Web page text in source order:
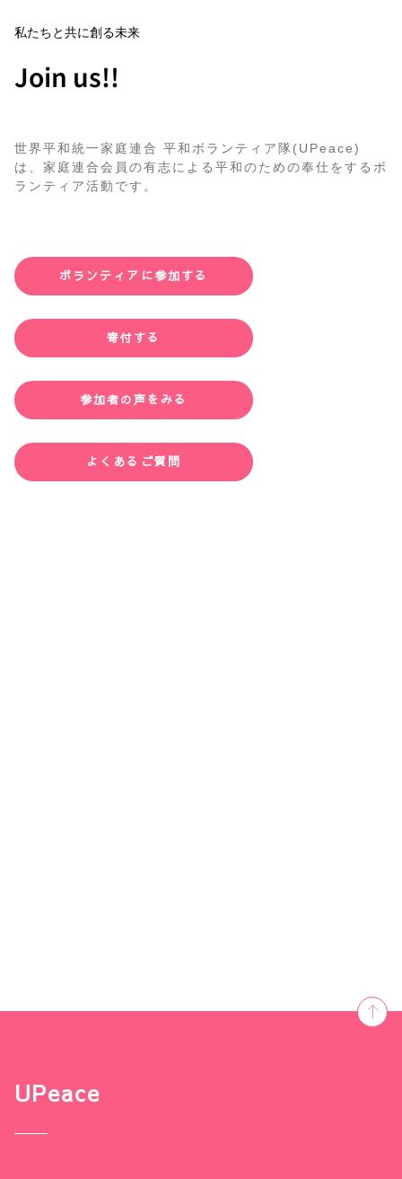
私たちと共に創る未来
Join us!!
世界平和統一家庭連合 平和ボランティア隊(UPeace)
は、家庭連合会員の有志による平和のための奉仕をするボ
ランティア活動です。
ボランティアに参加する
寄付する
参加者の声をみる
よくあるご質問
UPeace